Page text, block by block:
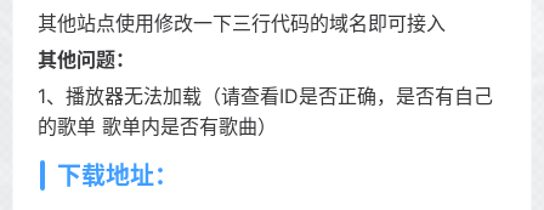
其他站点使用修改一下三行代码的域名即可接入
其他问题：
1、播放器无法加载（请查看ID是否正确，是否有自己
的歌单 歌单内是否有歌曲）
下载地址：